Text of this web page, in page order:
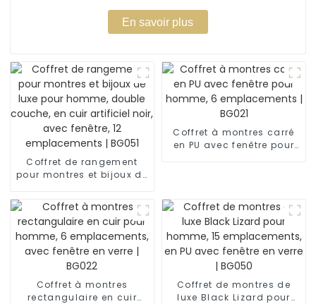
En savoir plus
Coffret de rangement
pour montres et bijoux de
couche, en cuir artificiel
noir, avec fenêtre, 12
emplacements | BG051
Coffret à montres carré
en PU avec fenêtre pour
Coffret à montres
rectangulaire en cuir
Coffret de montres de
luxe Black Lizard pour